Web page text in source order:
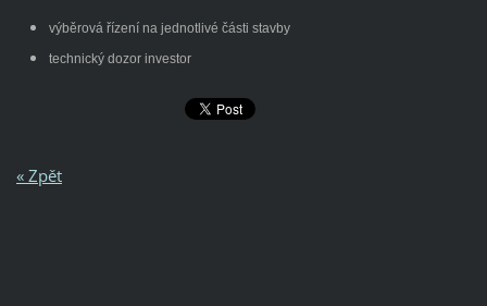
výběrová řízení na jednotlivé části stavby
technický dozor investor
« Zpět